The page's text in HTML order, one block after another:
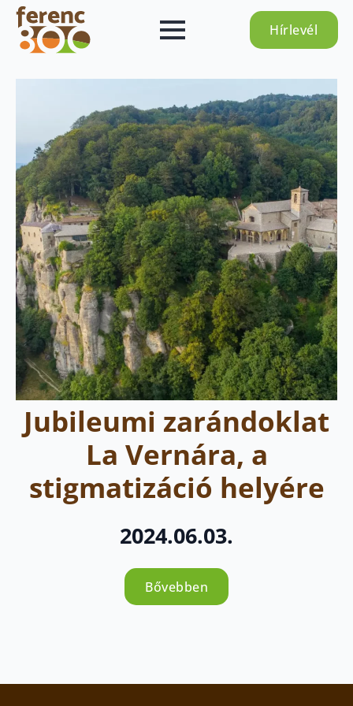
Hírlevél
Jubileumi zarándoklat
La Vernára, a
stigmatizáció helyére
2024.06.03.
Bővebben